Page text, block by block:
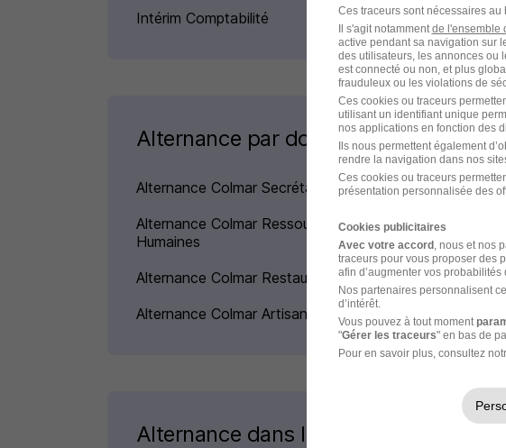
Intérim Comptabilité
Alternance par domaine à Colmar
Alternance Colmar Secrétariat
Alternance Colmar Ressources
Humaines
Alternance Colmar Restauration
Alternance Colmar Artisanat
Alternance dans le domaine
Ces traceurs sont nécessaires
Il s'agit notammentde l'ensemble
active pendant sa navigation sur
des utilisateurs, les annonces ou
est connecté ou non, et plus
frauduleux ou les violations de
Ces cookies ou traceurs
utilisant un identifiant unique
nos applications en fonction des
Ils nous permettent également
rendre la navigation dans nos
Ces cookies ou traceurs
présentation personnalisée des
Cookies publicitaires
Avec votre accord , nous et nos
traceurs pour vous proposer des
afin d’augmenter vos
Nos partenaires personnalisent
d’intérêt.
Vous pouvez à tout moment
"Gérer les traceurs" en bas de
Pour en savoir plus, consultez